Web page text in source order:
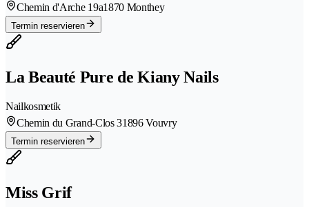
Chemin d'Arche 19a1870 Monthey
Termin reservieren
La Beauté Pure de Kiany Nails
Nailkosmetik
Chemin du Grand-Clos 31896 Vouvry
Termin reservieren
Miss Grif